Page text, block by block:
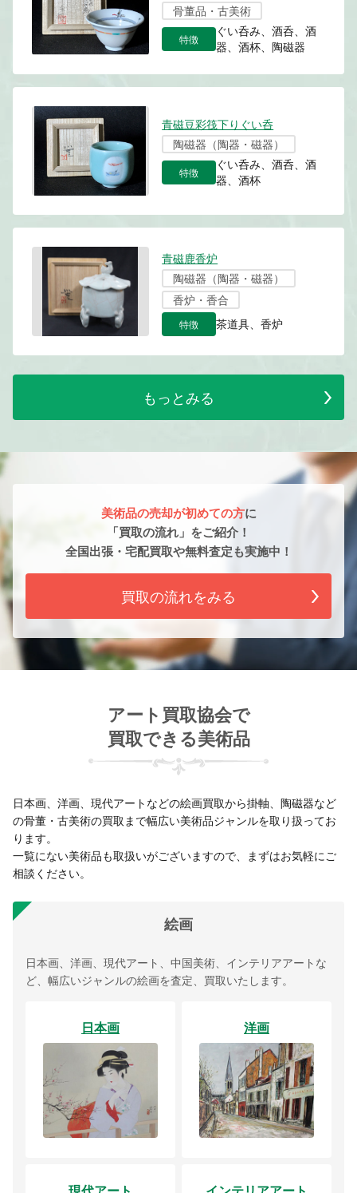
骨董品・古美術
特徴
ぐい呑み、酒呑、酒
器、酒杯、陶磁器
青磁豆彩筏下りぐい呑
陶磁器（陶器・磁器）
特徴
ぐい呑み、酒呑、酒
器、酒杯
青磁鹿香炉
陶磁器（陶器・磁器）
香炉・香合
特徴 茶道具、香炉
もっとみる
美術品の売却が初めての方に
「買取の流れ」をご紹介！
全国出張・宅配買取や無料査定も実施中！
買取の流れをみる
アート買取協会で
買取できる美術品
日本画、洋画、現代アートなどの絵画買取から掛軸、陶磁器など
の骨董・古美術の買取まで幅広い美術品ジャンルを取り扱ってお
ります。
一覧にない美術品も取扱いがございますので、まずはお気軽にご
相談ください。
絵画
日本画、洋画、現代アート、中国美術、インテリアアートな
ど、幅広いジャンルの絵画を査定、買取いたします。
日本画 洋画